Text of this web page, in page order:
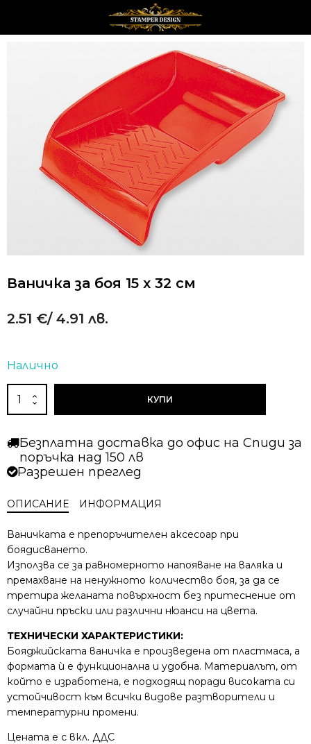
Ваничка за боя 15 х 32 см
2.51 €/ 4.91 лв.
Налично
количество
за
боя
15
32
см
КУПИ
Безплатна доставка до офис на Спиди за
поръчка над 150 лв
Разрешен преглед
ОПИСАНИЕ ИНФОРМАЦИЯ
Ваничката е препоръчителен аксесоар при
боядисването.
Използва се за равномерното напояване на валяка и
премахване на ненужното количество боя, за да се
третира желаната повърхност без притеснение от
случайни пръски или различни нюанси на цвета.
ТЕХНИЧЕСКИ ХАРАКТЕРИСТИКИ:
Бояджийската ваничка е произведена от пластмаса, а
формата ѝ е функционална и удобна. Материалът, от
който е изработена, е подходящ поради високата си
устойчивост към всички видове разтворители и
температурни промени.
Цената е с вкл. ДДС